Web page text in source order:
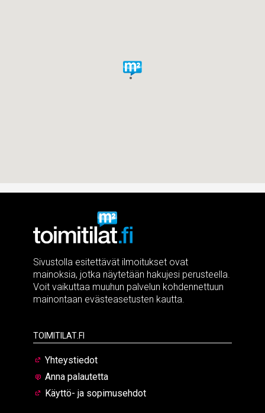
Sivustolla esitettävät ilmoitukset ovat
mainoksia, jotka näytetään hakujesi perusteella.
Voit vaikuttaa muuhun palvelun kohdennettuun
mainontaan evästeasetusten kautta.
Toimitilat.fi
Yhteystiedot
Anna palautetta
Käyttö- ja sopimusehdot